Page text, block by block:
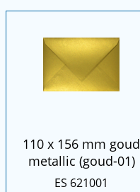
110 x 156 mm goud
metallic (goud-01)
ES 621001